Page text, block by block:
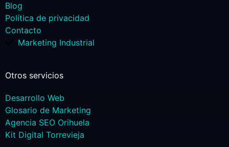
Otros servicios
Desarrollo Web
Glosario de Marketing
Agencia SEO Orihuela
Kit Digital Torrevieja
Blog
Política de privacidad
Contacto
Marketing Industrial